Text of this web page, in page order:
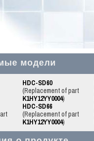
модели
HDC-SD60
(Replacement of part
K1HY12YY0004)
HDC-SD66
(Replacement of part
K1HY12YY0004)